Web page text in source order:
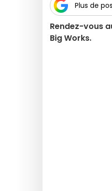
Plus de
Rendez-vous
Big Works.